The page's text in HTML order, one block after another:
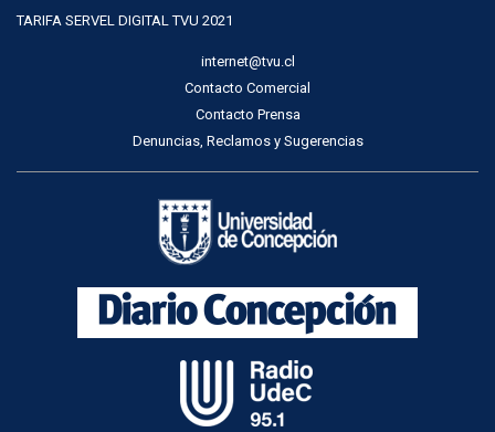
TARIFA SERVEL DIGITAL TVU 2021
internet@tvu.cl
Contacto Comercial
Contacto Prensa
Denuncias, Reclamos y Sugerencias